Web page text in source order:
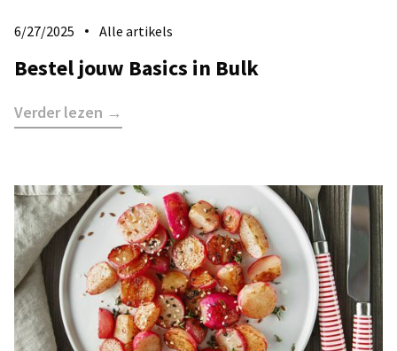
6/27/2025 Alle artikels
Bestel jouw Basics in Bulk
Verder lezen →